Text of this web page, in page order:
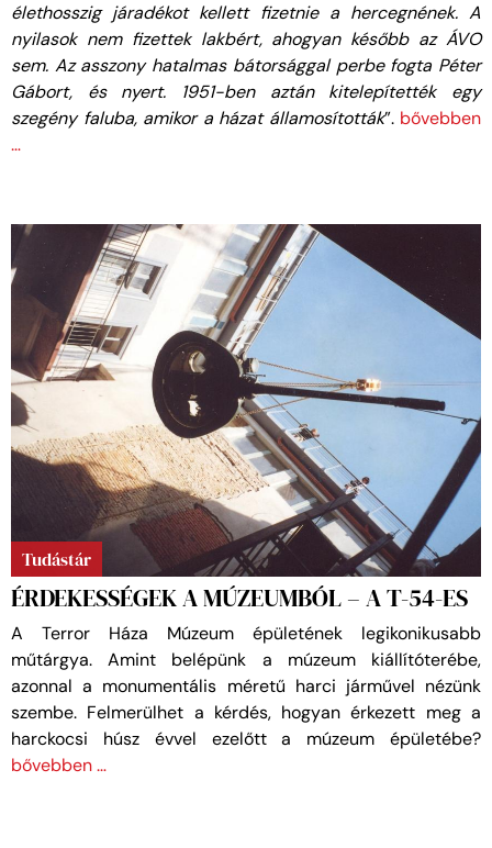
élethosszig járadékot kellett fizetnie a hercegnének. A
nyilasok nem fizettek lakbért, ahogyan később az ÁVO
sem. Az asszony hatalmas bátorsággal perbe fogta Péter
Gábort, és nyert. 1951-ben aztán kitelepítették egy
szegény faluba, amikor a házat államosították”. bővebben
…
Tudástár
ÉRDEKESSÉGEK A MÚZEUMBÓL – A T-54-ES
A Terror Háza Múzeum épületének legikonikusabb
műtárgya. Amint belépünk a múzeum kiállítóterébe,
azonnal a monumentális méretű harci járművel nézünk
szembe. Felmerülhet a kérdés, hogyan érkezett meg a
harckocsi húsz évvel ezelőtt a múzeum épületébe?
bővebben …